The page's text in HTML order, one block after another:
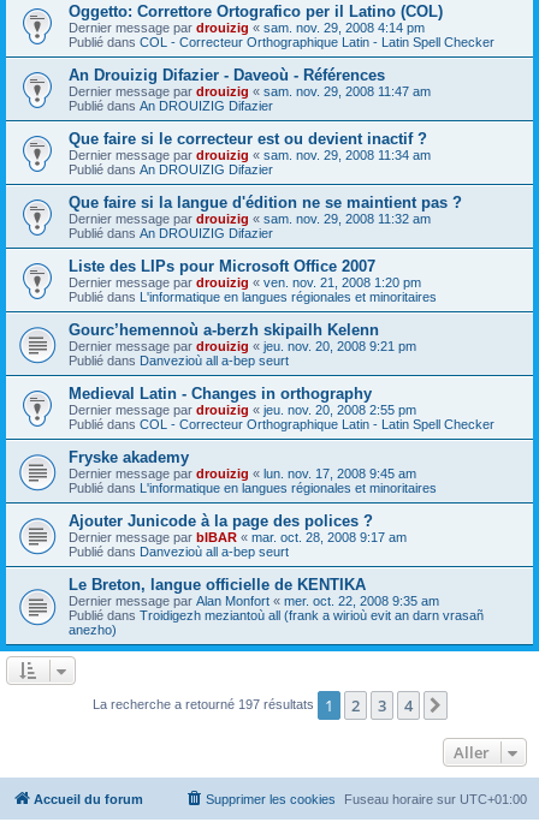
Oggetto: Correttore Ortografico per il Latino (COL)
Dernier message par drouizig « sam. nov. 29, 2008 4:14 pm
Publié dans COL - Correcteur Orthographique Latin - Latin Spell Checker
An Drouizig Difazier - Daveoù - Références
Dernier message par drouizig « sam. nov. 29, 2008 11:47 am
Publié dans An DROUIZIG Difazier
Que faire si le correcteur est ou devient inactif ?
Dernier message par drouizig « sam. nov. 29, 2008 11:34 am
Publié dans An DROUIZIG Difazier
Que faire si la langue d'édition ne se maintient pas ?
Dernier message par drouizig « sam. nov. 29, 2008 11:32 am
Publié dans An DROUIZIG Difazier
Liste des LIPs pour Microsoft Office 2007
Dernier message par drouizig « ven. nov. 21, 2008 1:20 pm
Publié dans L'informatique en langues régionales et minoritaires
Gourc’hemennoù a-berzh skipailh Kelenn
Dernier message par drouizig « jeu. nov. 20, 2008 9:21 pm
Publié dans Danvezioù all a-bep seurt
Medieval Latin - Changes in orthography
Dernier message par drouizig « jeu. nov. 20, 2008 2:55 pm
Publié dans COL - Correcteur Orthographique Latin - Latin Spell Checker
Fryske akademy
Dernier message par drouizig « lun. nov. 17, 2008 9:45 am
Publié dans L'informatique en langues régionales et minoritaires
Ajouter Junicode à la page des polices ?
Dernier message par bIBAR « mar. oct. 28, 2008 9:17 am
Publié dans Danvezioù all a-bep seurt
Le Breton, langue officielle de KENTIKA
Dernier message par Alan Monfort « mer. oct. 22, 2008 9:35 am
Publié dans Troidigezh meziantoù all (frank a wirioù evit an darn vrasañ
anezho)
La recherche a retourné 197 résultats 1 2 3 4
Aller
Accueil du forum Fuseau horaire sur UTC+01:00
Supprimer les cookies